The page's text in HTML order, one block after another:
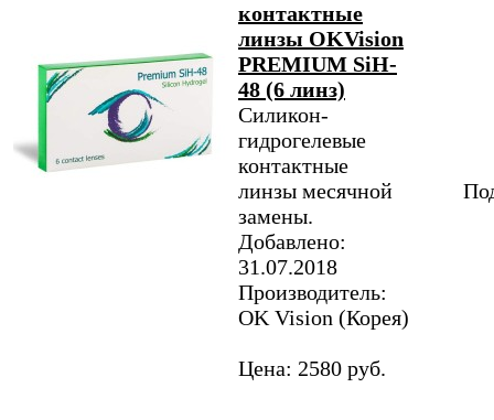
контактные
линзы OKVision
PREMIUM SiH-
48 (6 линз)
Силикон-
гидрогелевые
контактные
линзы месячной
замены.
Добавлено:
31.07.2018
Производитель:
OK Vision (Корея)
Цена: 2580 руб.